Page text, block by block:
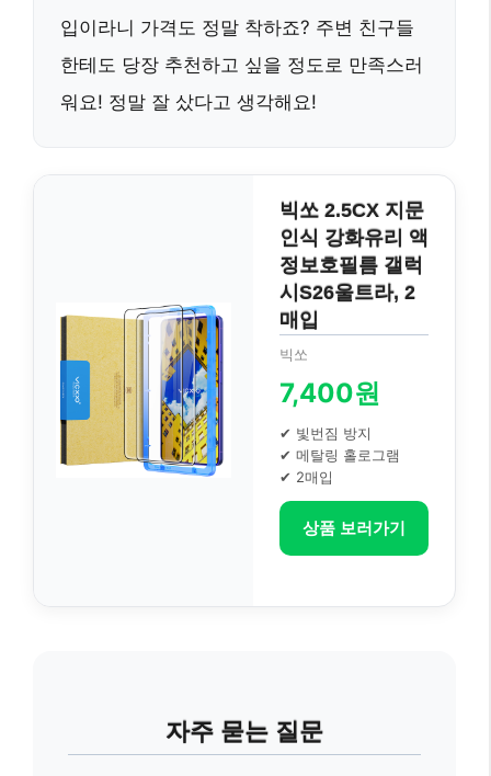
입이라니 가격도 정말 착하죠? 주변 친구들
한테도 당장 추천하고 싶을 정도로 만족스러
워요! 정말 잘 샀다고 생각해요!
빅쏘 2.5CX 지문
인식 강화유리 액
정보호필름 갤럭
시S26울트라, 2
매입
빅쏘
7,400원
✔ 빛번짐 방지
✔ 메탈링 홀로그램
✔ 2매입
상품 보러가기
자주 묻는 질문